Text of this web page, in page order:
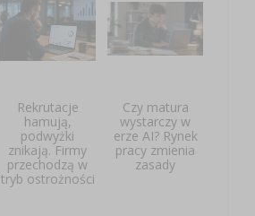
Rekrutacje
hamują,
podwyżki
znikają. Firmy
przechodzą w
tryb ostrożności
Czy matura
wystarczy w
erze AI? Rynek
pracy zmienia
zasady